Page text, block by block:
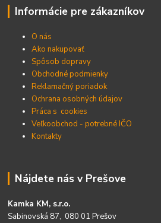
Informácie pre zákazníkov
O nás
Ako nakupovať
Spôsob dopravy
Obchodné podmienky
Reklamačný poriadok
Ochrana osobných údajov
Práca s cookies
Veľkoobchod - potrebné IČO
Kontakty
Nájdete nás v Prešove
Kamka KM, s.r.o.
Sabinovská 87, 080 01 Prešov